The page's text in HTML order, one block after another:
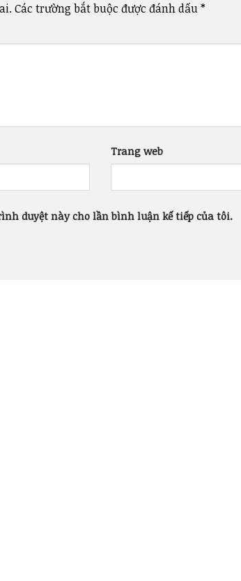
Các trường bắt buộc được đánh dấu*
Trang web
duyệt này cho lần bình luận kế tiếp của tôi.